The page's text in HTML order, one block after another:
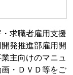
・求職者雇用支援
発推進部雇用開
主向けのマニュ
・ＤＶＤ等をご